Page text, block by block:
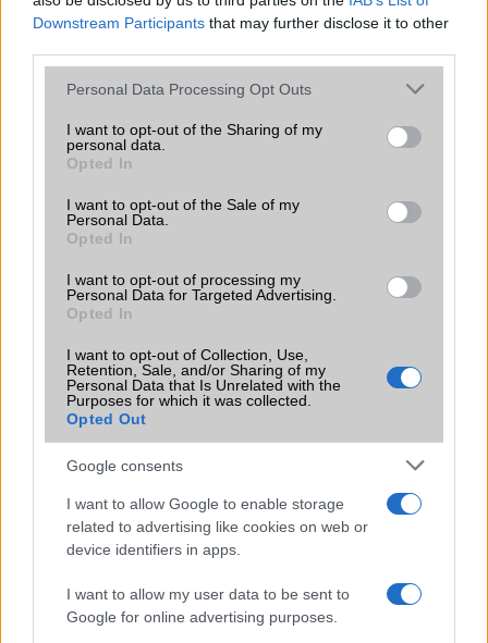
Downstream Participants that may further disclose it to other
Please note that this website/app uses one or more Google
not limited to your visit or usage behaviour. You may click to
grant or deny consent to Google and its third-party tags to
use your data for below specified purposes in below Google
consent section.
Personal Data Processing Opt Outs
I want to opt-out of the Sharing of my
personal data.
Opted In
I want to opt-out of the Sale of my
Personal Data.
Opted In
I want to opt-out of processing my
Personal Data for Targeted Advertising.
Opted In
I want to opt-out of Collection, Use,
Retention, Sale, and/or Sharing of my
Personal Data that Is Unrelated with the
Purposes for which it was collected.
Opted Out
Google consents
I want to allow Google to enable storage
related to advertising like cookies on web or
device identifiers in apps.
I want to allow my user data to be sent to
Google for online advertising purposes.
MOBILTELEFON MÁRKÁK
Huawei
Motorola
Realme
Xiaomi